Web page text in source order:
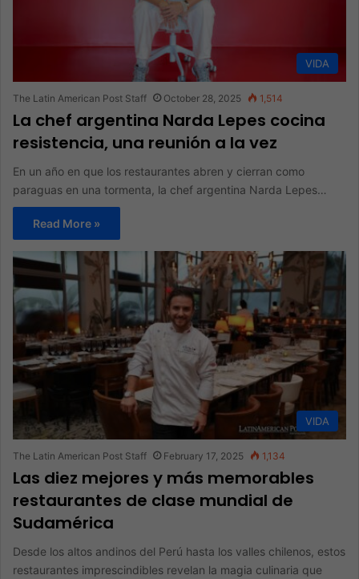
VIDA
The Latin American Post Staff October 28, 2025 1,514
La chef argentina Narda Lepes cocina
resistencia, una reunión a la vez
En un año en que los restaurantes abren y cierran como
paraguas en una tormenta, la chef argentina Narda Lepes…
Read More »
VIDA
The Latin American Post Staff February 17, 2025 1,134
Las diez mejores y más memorables
restaurantes de clase mundial de
Sudamérica
Desde los altos andinos del Perú hasta los valles chilenos, estos
restaurantes imprescindibles revelan la magia culinaria que